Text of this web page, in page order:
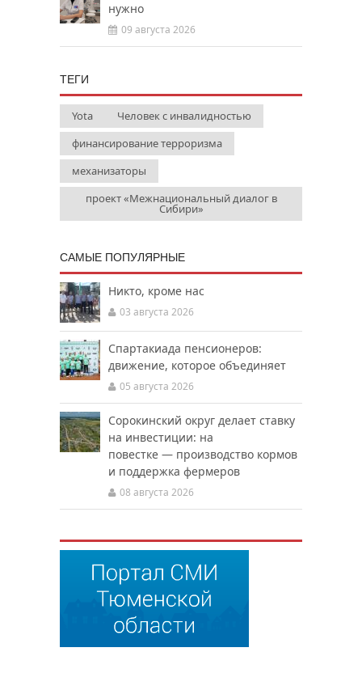
нужно
09 августа 2026
ТЕГИ
Yota
Человек с инвалидностью
финансирование терроризма
механизаторы
проект «Межнациональный диалог в
Сибири»
САМЫЕ ПОПУЛЯРНЫЕ
Никто, кроме нас
03 августа 2026
Спартакиада пенсионеров:
движение, которое объединяет
05 августа 2026
Сорокинский округ делает ставку
на инвестиции: на
повестке — производство кормов
и поддержка фермеров
08 августа 2026